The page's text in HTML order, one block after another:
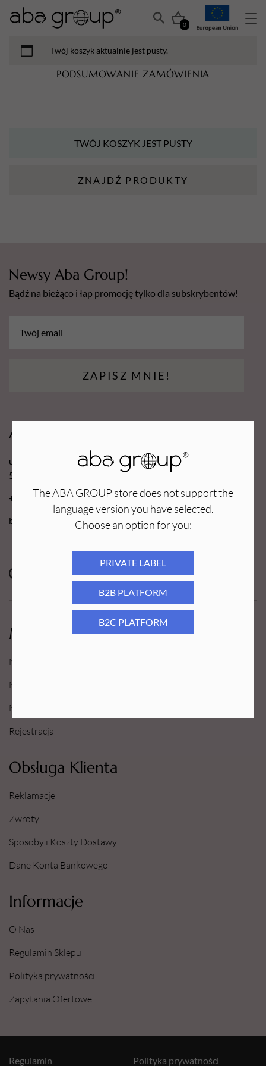
The ABA GROUP store does not support the
language version you have selected.
Choose an option for you:
PRIVATE LABEL
B2B PLATFORM
B2C PLATFORM
0
Twój koszyk aktualnie jest pusty.
PODSUMOWANIE ZAMÓWIENIA
TWÓJ KOSZYK JEST PUSTY
ZNAJDŹ PRODUKTY
Newsy Aba Group!
Bądź na bieżąco i łap promocję tylko dla subskrybentów!
ZAPISZ MNIE!
Moje Konto
Moje konto
Moje Zamówienia
Moje Ulubione
Rejestracja
Obsługa Klienta
Reklamacje
Zwroty
Sposoby i Koszty Dostawy
Dane Konta Bankowego
Informacje
O Nas
Regulamin Sklepu
Polityka prywatności
Zapytania Ofertowe
Aba Group
ul. Robotnicza 70D
53-608 Wrocław
+48 71 727 60 16
bok@e-abagroup.com
Polityka prywatności
Regulamin